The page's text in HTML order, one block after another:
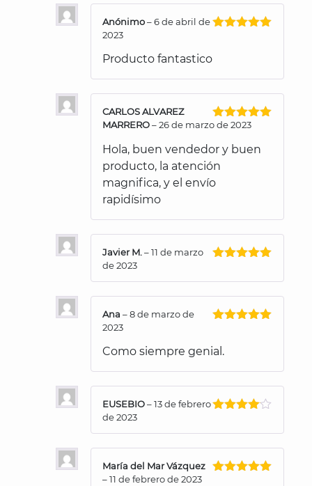
Anónimo–6 de abril de
2023
Producto fantastico
Valorado
CARLOS ALVAREZ
MARRERO–26 de marzo de 2023
Hola, buen vendedor y buen
producto, la atención
magnifica, y el envío
rapidísimo
con5de 5
Javier M. –11 de marzo
de 2023
Ana –8 de marzo de
2023
Como siempre genial.
con4de
EUSEBIO–13 de febrero
de 2023
María del Mar Vázquez
–11 de febrero de 2023